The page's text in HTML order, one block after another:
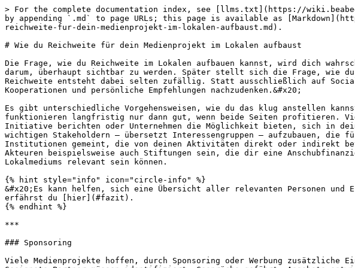
> For the complete documentation index, see [llms.txt](https://wiki.beabee.io/community-journalismus/llms.txt). Markdown versions of documentation pages are available by appending `.md` to page URLs; this page is available as [Markdown](https://wiki.beabee.io/community-journalismus/grundlagen-community-journalismus/wie-du-reichweite-fur-dein-medienprojekt-im-lokalen-aufbaust.md).

# Wie du Reichweite für dein Medienprojekt im Lokalen aufbaust

Die Frage, wie du Reichweite im Lokalen aufbauen kannst, wird dich wahrscheinlich während der gesamten Entwicklung deines Medienprojekts begleiten. Am Anfang geht es darum, überhaupt sichtbar zu werden. Später stellt sich die Frage, wie du neue Menschen erreichst und bestehende Zielgruppen langfristig an dein Medium bindest. Reichweite entsteht dabei selten zufällig. Statt ausschließlich auf Social Media oder klassische Werbung zu setzen, lohnt es sich, strategisch über Netzwerke, Kooperationen und persönliche Empfehlungen nachzudenken.&#x20;

Es gibt unterschiedliche Vorgehensweisen, wie du das klug anstellen kannst. Eine ist in jedem Fall, dass du dir passende Kooperationspartner suchst. Kooperationen funktionieren langfristig nur dann gut, wenn beide Seiten profitieren. Vielleicht kannst du eine Veranstaltung gemeinsam organisieren, über die Arbeit einer Initiative berichten oder Unternehmen die Möglichkeit bieten, sich in deinem Medium sichtbar zu machen. Gleichzeitig solltest du darauf achten, Beziehungen zu wichtigen Stakeholdern – übersetzt Interessengruppen – aufzubauen, die für dich in naher Zukunft wichtig werden könnten. Damit sind alle Personen, Gruppen oder Institutionen gemeint, die von deinen Aktivitäten direkt oder indirekt betroffen sind oder ein Interesse an deinen Aktivitäten haben. Das könnten neben politischen Akteuren beispielsweise auch Stiftungen sein, die dir eine Anschubfinanzierung geben. Dieser Artikel zeigt die verschiedenen Gruppen, die zum Reichweitenaufbau deines Lokalmediums relevant sein können.

{% hint style="info" icon="circle-info" %}
&#x20;Es kann helfen, sich eine Übersicht aller relevanten Personen und Einrichtungen in Form einer Stakeholder-Liste anzulegen. Wie du dabei am besten vorgehst, erfährst du [hier](#fazit).
{% endhint %}

***

### Sponsoring

Viele Medienprojekte hoffen, durch Sponsoring oder Werbung zusätzliche Einnahmen zu generieren. Häufig wird jedoch unterschätzt, wie viel Arbeit dahintersteckt. Geeignete Partner müssen identifiziert, Gespräche geführt, Angebote entwickelt und Verträge geschlossen werden. Wenn Werbung oder Sponsoring ein wichtiger Teil deines Geschäftsmodells werden sollen, lohnt es sich deshalb, frühzeitig Verantwortung dafür festzulegen. Gerade im Hyperlokalen gibt es oft ungenutzte Potenziale. Der Metzger um die Ecke, die lokale Buchhandlung oder das kleine Café wurden möglicherweise noch nie gefragt, ob sie Werbung in einem lokalen Newsletter schalten möchten. Wenn du zum Beispiel einen hyperlokalen Newsletter hättest, wäre das eine Win-win-Situation: Du bekommst Einnahmen durch eine Werbeanzeige, und der Metzger bekommt die Möglichkeit, sich neuen Menschen in seinem Viertel vorzustellen und auf aktuelle Angebote hinzuweisen. Idealerweise profitieren also beide Seiten von einer solchen Form der Kooperation.

***

### Multiplikatorinnen und Multiplikatoren aktivieren

Neben formellen Kooperationen spielen persönliche Empfehlungen eine wichtige Rolle. Menschen vertrauen häufig den Empfehlungen von Personen, die sie kennen. Deshalb lohnt es sich, frühzeitig sogenannte Multiplikatorinnen und Multiplikatoren zu identifizieren. Das können beispielsweise sein:&#x20;

* Vereinsvorsitzende
* Bürgermeister
* Kulturschaffende
* Besitzer von Stadtteilgeschäften

Multiplikatorinnen und Multiplikatoren sind meist gut in der Stadtgesellschaft oder in lokalen Netzwerken verankert und erzählen in ihrem beruflichen oder persönlichen Umfeld von deinem Medium. Sie erhalten dafür keine Gegenleistung und empfehlen das Projekt aus eigener Überzeugung weiter. Dabei geht es vor allem darum, Aufmerksamkeit zu schaffen und andere darauf hinzuweisen, dass es dein Medium gibt– ohne tief in Kampagnenbotschaften einzusteigen oder gezielt Marketing zu betreiben. Ihr Engagement geschieht eher nebenbei und aus persönlicher Motivation.